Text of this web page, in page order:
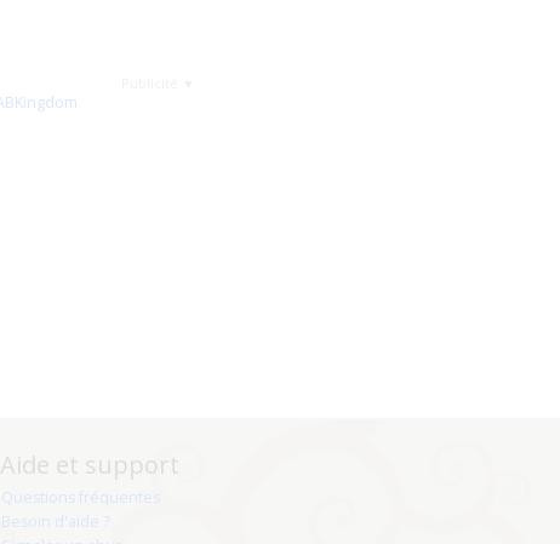
Aide et support
Questions fréquentes
Besoin d'aide ?